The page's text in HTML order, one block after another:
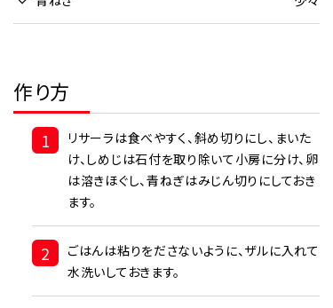
作り方
1
リサーラは食べやすく、斜め切りにし、まいた
け、しめじは石付を取り除いて小房に分け、卵
は溶きほぐし、青ねぎはみじん切りにしておき
ます。
2
ごはんは粘りをださないように、ザルに入れて
水洗いしておきます。